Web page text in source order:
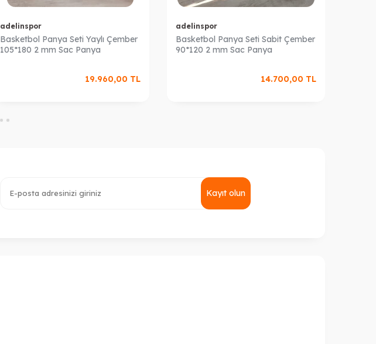
adelinspor
Basketbol Panya Seti Yaylı Çember
105*180 2 mm Sac Panya
19.960,00 TL
adelinspor
Basketbol Panya Seti Sabit Çember
90*120 2 mm Sac Panya
14.700,00 TL
Kayıt olun